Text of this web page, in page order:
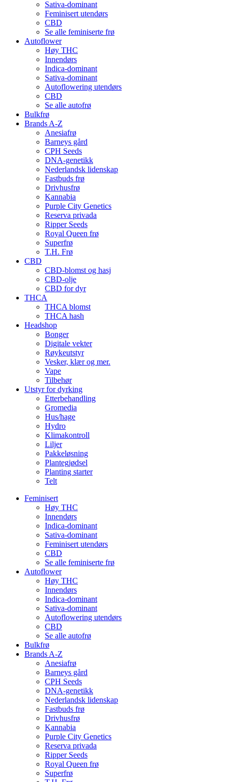
Sativa-dominant
Feminisert utendørs
CBD
Se alle feminiserte frø
Autoflower
Høy THC
Innendørs
Indica-dominant
Sativa-dominant
Autoflowering utendørs
CBD
Se alle autofrø
Bulkfrø
Brands A-Z
Anesiafrø
Barneys gård
CPH Seeds
DNA-genetikk
Nederlandsk lidenskap
Fastbuds frø
Drivhusfrø
Kannabia
Purple City Genetics
Reserva privada
Ripper Seeds
Royal Queen frø
Superfrø
T.H. Frø
CBD
CBD-blomst og hasj
CBD-olje
CBD for dyr
THCA
THCA blomst
THCA hash
Headshop
Bonger
Digitale vekter
Røykeutstyr
Vesker, klær og mer.
Vape
Tilbehør
Utstyr for dyrking
Etterbehandling
Gromedia
Hus/hage
Hydro
Klimakontroll
Liljer
Pakkeløsning
Plantegjødsel
Planting starter
Telt
Feminisert
Høy THC
Innendørs
Indica-dominant
Sativa-dominant
Feminisert utendørs
CBD
Se alle feminiserte frø
Autoflower
Høy THC
Innendørs
Indica-dominant
Sativa-dominant
Autoflowering utendørs
CBD
Se alle autofrø
Bulkfrø
Brands A-Z
Anesiafrø
Barneys gård
CPH Seeds
DNA-genetikk
Nederlandsk lidenskap
Fastbuds frø
Drivhusfrø
Kannabia
Purple City Genetics
Reserva privada
Ripper Seeds
Royal Queen frø
Superfrø